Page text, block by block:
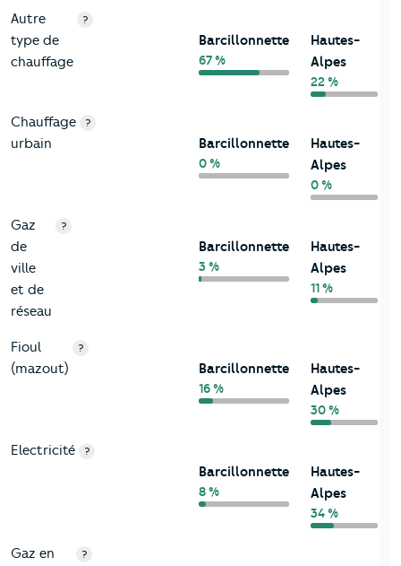
Autre
type de
chauffage
?
Barcillonnette
67 %
Hautes-
Alpes
22 %
Chauffage
urbain
?
Barcillonnette
0 %
Hautes-
Alpes
0 %
Gaz
de
ville
et de
réseau
?
Barcillonnette
3 %
Hautes-
Alpes
11 %
Fioul
(mazout)
?
Barcillonnette
16 %
Hautes-
Alpes
30 %
Electricité ?
Barcillonnette
8 %
Hautes-
Alpes
34 %
Gaz en ?